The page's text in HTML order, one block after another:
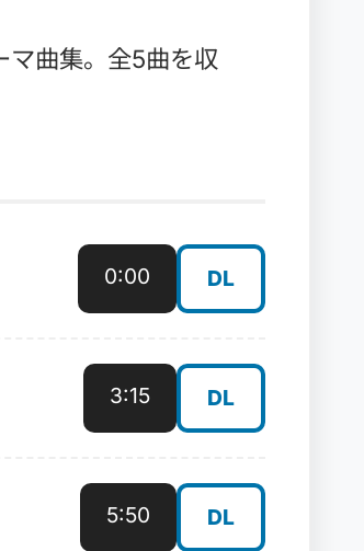
マ曲集。全5曲を収
0:00 DL
3:15 DL
5:50 DL